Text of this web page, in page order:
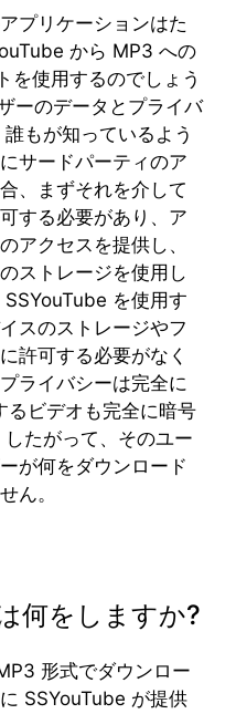
プリケーションはた
から MP3 への
を使用するのでしょう
ーのデータとプライバ
もが知っているよう
サードパーティのア
、まずそれを介して
する必要があり、ア
アクセスを提供し、
ストレージを使用し
を使用す
スのストレージやフ
許可する必要がなく
ライバシーは完全に
ビデオも完全に暗号
たがって、そのユー
が何をダウンロード
ん。
何をしますか?
形式でダウンロー
SSYouTube が提供